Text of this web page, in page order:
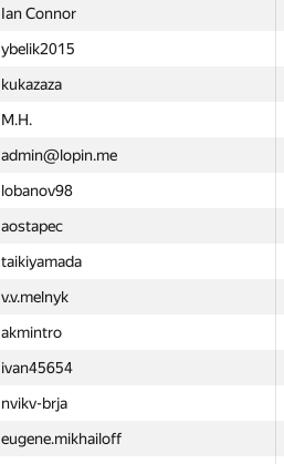
Ian Connor
ybelik2015
kukazaza
M.H.
admin@lopin.me
lobanov98
aostapec
taikiyamada
v.v.melnyk
akmintro
ivan45654
nvikv-brja
eugene.mikhailoff